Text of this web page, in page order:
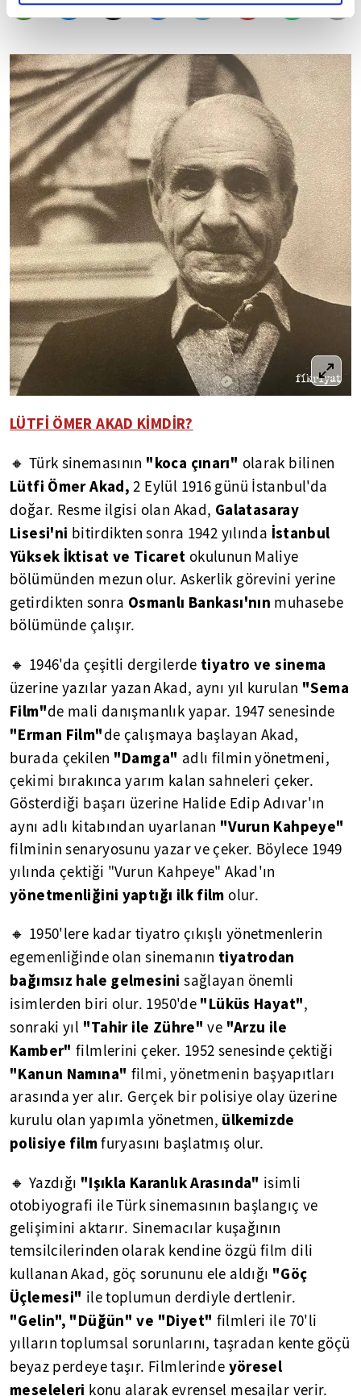
LÜTFİ ÖMER AKAD KİMDİR?
🔸 Türk sinemasının "koca çınarı" olarak bilinen
Lütfi Ömer Akad,2 Eylül 1916 günü İstanbul'da
doğar. Resme ilgisi olan Akad, Galatasaray
Lisesi'ni bitirdikten sonra 1942 yılında İstanbul
Yüksek İktisat ve Ticaret okulunun Maliye
bölümünden mezun olur. Askerlik görevini yerine
getirdikten sonra Osmanlı Bankası'nın muhasebe
bölümünde çalışır.
🔸 1946'da çeşitli dergilerde tiyatro ve sinema
üzerine yazılar yazan Akad, aynı yıl kurulan "Sema
Film"de mali danışmanlık yapar. 1947 senesinde
"Erman Film"de çalışmaya başlayan Akad,
burada çekilen "Damga" adlı filmin yönetmeni,
çekimi bırakınca yarım kalan sahneleri çeker.
Gösterdiği başarı üzerine Halide Edip Adıvar'ın
aynı adlı kitabından uyarlanan "Vurun Kahpeye"
filminin senaryosunu yazar ve çeker. Böylece 1949
yılında çektiği "Vurun Kahpeye" Akad'ın
yönetmenliğini yaptığı ilk film olur.
🔸 1950'lere kadar tiyatro çıkışlı yönetmenlerin
egemenliğinde olan sinemanın tiyatrodan
bağımsız hale gelmesinisağlayan önemli
isimlerden biri olur. 1950'de "Lüküs Hayat",
sonraki yıl "Tahir ile Zühre" ve "Arzu ile
Kamber"filmlerini çeker. 1952 senesinde çektiği
"Kanun Namına" filmi, yönetmenin başyapıtları
arasında yer alır. Gerçek bir polisiye olay üzerine
kurulu olan yapımla yönetmen, ülkemizde
polisiye filmfuryasını başlatmış olur.
🔸 Yazdığı "Işıkla Karanlık Arasında" isimli
otobiyografi ile Türk sinemasının başlangıç ve
gelişimini aktarır. Sinemacılar kuşağının
temsilcilerinden olarak kendine özgü film dili
kullanan Akad, göç sorununu ele aldığı "Göç
Üçlemesi" ile toplumun derdiyle dertlenir.
"Gelin", "Düğün" ve "Diyet" filmleri ile 70'li
yılların toplumsal sorunlarını, taşradan kente göçü
beyaz perdeye taşır. Filmlerinde yöresel
meseleleri konu alarak evrensel mesajlar verir.